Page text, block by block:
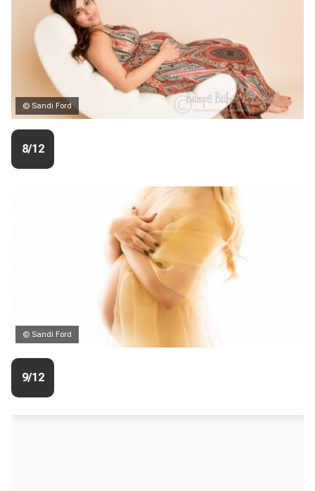
© Sandi Ford
8/12
© Sandi Ford
9/12